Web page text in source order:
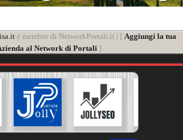
è membro di NetworkPortali.it | [ Aggiungi la tua
al Network di Portali]